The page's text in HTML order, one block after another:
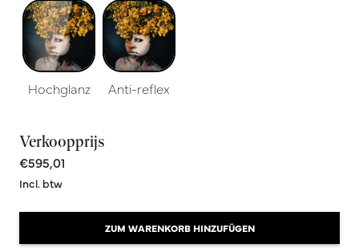
Hochglanz Anti-reflex
Verkoopprijs
€595,01
Incl. btw
ZUM WARENKORB HINZUFÜGEN